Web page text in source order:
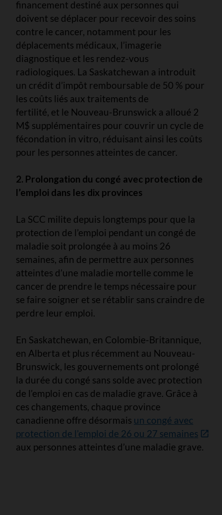
financement destiné aux personnes qui
doivent se déplacer pour recevoir des soins
contre le cancer, notamment pour les
déplacements médicaux, l’imagerie
diagnostique et les rendez-vous
radiologiques. La Saskatchewan a introduit
un crédit d’impôt remboursable de 50 % pour
les coûts liés aux traitements de
fertilité, et le Nouveau-Brunswick a alloué 2
M$ supplémentaires pour couvrir un cycle de
fécondation in vitro, réduisant ainsi les coûts
pour les personnes atteintes de cancer.
2. Prolongation du congé avec protection de
l’emploi dans les dix provinces
La SCC milite depuis longtemps pour que la
protection de l’emploi pendant un congé de
maladie soit prolongée à au moins 26
semaines, afin de permettre aux personnes
atteintes d’une maladie mortelle comme le
cancer de prendre le temps nécessaire pour
se faire soigner et se rétablir sans craindre de
perdre leur emploi.
En Saskatchewan, en Colombie-Britannique,
en Alberta et plus récemment au Nouveau-
Brunswick, les gouvernements ont prolongé
la durée du congé sans solde avec protection
de l’emploi en cas de maladie grave. Grâce à
ces changements, chaque province
canadienne offre désormais un congé avec
protection de l’emploi de 26 ou 27 semaines
aux personnes atteintes d’une maladie grave.